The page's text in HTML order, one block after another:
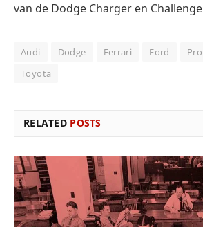
van de Dodge Charger en
Audi Dodge Ferrari Ford
Toyota
RELATED POSTS